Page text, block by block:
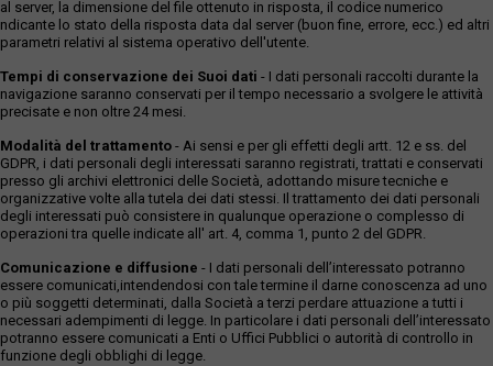
al server, la dimensione del file ottenuto in risposta, il codice numerico
ndicante lo stato della risposta data dal server (buon fine, errore, ecc.) ed altri
parametri relativi al sistema operativo dell'utente.
Tempi di conservazione dei Suoi dati - I dati personali raccolti durante la
navigazione saranno conservati per il tempo necessario a svolgere le attività
precisate e non oltre 24 mesi.
Modalità del trattamento - Ai sensi e per gli effetti degli artt. 12 e ss. del
GDPR, i dati personali degli interessati saranno registrati, trattati e conservati
presso gli archivi elettronici delle Società, adottando misure tecniche e
organizzative volte alla tutela dei dati stessi. Il trattamento dei dati personali
degli interessati può consistere in qualunque operazione o complesso di
operazioni tra quelle indicate all' art. 4, comma 1, punto 2 del GDPR.
Comunicazione e diffusione - I dati personali dell’interessato potranno
essere comunicati,intendendosi con tale termine il darne conoscenza ad uno
o più soggetti determinati, dalla Società a terzi perdare attuazione a tutti i
necessari adempimenti di legge. In particolare i dati personali dell’interessato
potranno essere comunicati a Enti o Uffici Pubblici o autorità di controllo in
funzione degli obblighi di legge.